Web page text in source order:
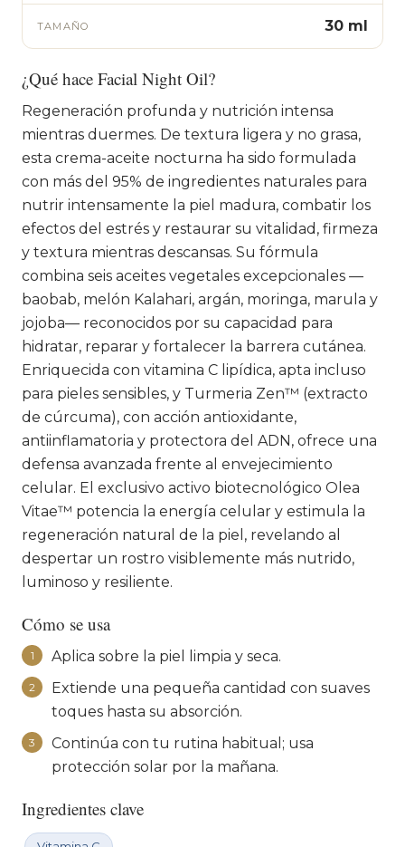
TAMAÑO 30 ml
¿Qué hace Facial Night Oil?
Regeneración profunda y nutrición intensa
mientras duermes. De textura ligera y no grasa,
esta crema-aceite nocturna ha sido formulada
con más del 95% de ingredientes naturales para
nutrir intensamente la piel madura, combatir los
efectos del estrés y restaurar su vitalidad, firmeza
y textura mientras descansas. Su fórmula
combina seis aceites vegetales excepcionales —
baobab, melón Kalahari, argán, moringa, marula y
jojoba— reconocidos por su capacidad para
hidratar, reparar y fortalecer la barrera cutánea.
Enriquecida con vitamina C lipídica, apta incluso
para pieles sensibles, y Turmeria Zen™ (extracto
de cúrcuma), con acción antioxidante,
antiinflamatoria y protectora del ADN, ofrece una
defensa avanzada frente al envejecimiento
celular. El exclusivo activo biotecnológico Olea
Vitae™ potencia la energía celular y estimula la
regeneración natural de la piel, revelando al
despertar un rostro visiblemente más nutrido,
luminoso y resiliente.
Cómo se usa
1 Aplica sobre la piel limpia y seca.
2
Extiende una pequeña cantidad con suaves
toques hasta su absorción.
3
Continúa con tu rutina habitual; usa
protección solar por la mañana.
Ingredientes clave